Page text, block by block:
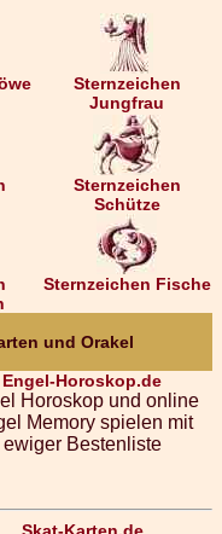
Sternzeichen
Jungfrau
Sternzeichen
Schütze
Sternzeichen Fische
und Orakel
Engel-Horoskop.de
Horoskop und online
Memory spielen mit
ewiger Bestenliste